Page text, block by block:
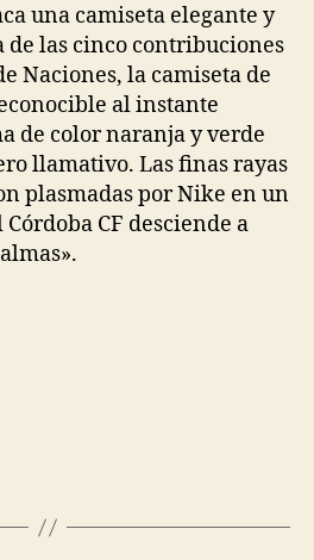
una camiseta elegante y
de las cinco contribuciones
Naciones, la camiseta de
al instante
de color naranja y verde
llamativo. Las finas rayas
plasmadas por Nike en un
Córdoba CF desciende a